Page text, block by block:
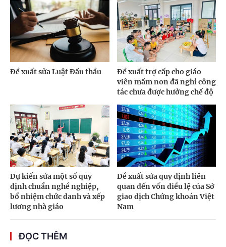
Đề xuất sửa Luật Đấu thầu
Đề xuất trợ cấp cho giáo
viên mầm non đã nghỉ công
tác chưa được hưởng chế độ
Dự kiến sửa một số quy
định chuẩn nghề nghiệp,
bổ nhiệm chức danh và xếp
lương nhà giáo
Đề xuất sửa quy định liên
quan đến vốn điều lệ của Sở
giao dịch Chứng khoán Việt
Nam
ĐỌC THÊM